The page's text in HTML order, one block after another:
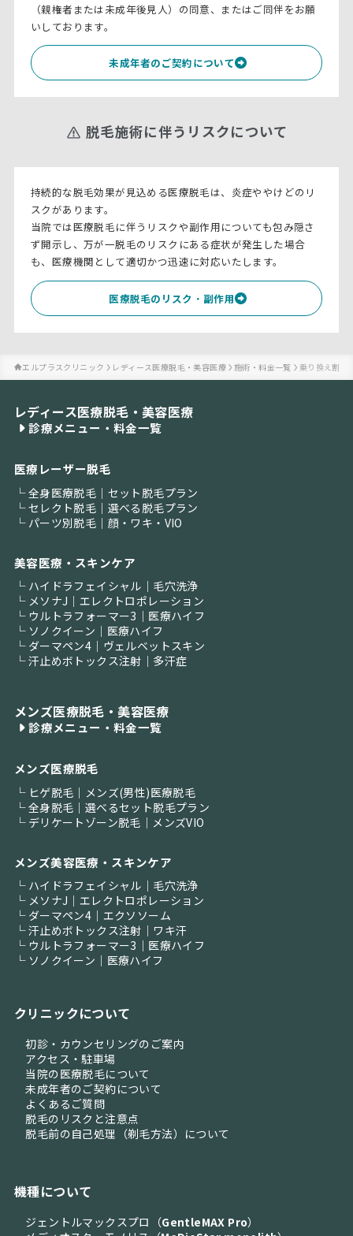
（親権者または未成年後見人）の同意、またはご同伴をお願
いしております。
未成年者のご契約について
脱毛施術に伴うリスクについて
持続的な脱毛効果が見込める医療脱毛は、炎症ややけどのリ
スクがあります。
当院では医療脱毛に伴うリスクや副作用についても包み隠さ
ず開示し、万が一脱毛のリスクにある症状が発生した場合
も、医療機関として適切かつ迅速に対応いたします。
医療脱毛のリスク ・ 副作用
エルプラスクリニック レディース医療脱毛・美容医療 施術・料金一覧 乗り換え割
レディース医療脱毛・美容医療
診療メニュー・料金一覧
医療レーザー脱毛
└ 全身医療脱毛｜セット脱毛プラン
└ セレクト脱毛｜選べる脱毛プラン
└ パーツ別脱毛｜顔・ワキ・VIO
美容医療・スキンケア
└ ハイドラフェイシャル｜毛穴洗浄
└ メソナJ｜エレクトロポレーション
└ ウルトラフォーマー3｜医療ハイフ
└ ソノクイーン｜医療ハイフ
└ ダーマペン4｜ヴェルベットスキン
└ 汗止めボトックス注射｜多汗症
メンズ医療脱毛・美容医療
診療メニュー・料金一覧
メンズ医療脱毛
└ ヒゲ脱毛｜メンズ(男性)医療脱毛
└ 全身脱毛｜選べるセット脱毛プラン
└ デリケートゾーン脱毛｜メンズVIO
メンズ美容医療・スキンケア
└ ハイドラフェイシャル｜毛穴洗浄
└ メソナJ｜エレクトロポレーション
└ ダーマペン4｜エクソソーム
└ 汗止めボトックス注射｜ワキ汗
└ ウルトラフォーマー3｜医療ハイフ
└ ソノクイーン｜医療ハイフ
クリニックについて
初診・カウンセリングのご案内
アクセス・駐車場
当院の医療脱毛について
未成年者のご契約について
よくあるご質問
脱毛のリスクと注意点
脱毛前の自己処理（剃毛方法）について
機種について
ジェントルマックスプロ（GentleMAX Pro）